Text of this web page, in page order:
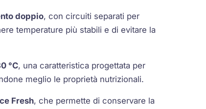
doppio, con circuiti separati per
temperature più stabili e di evitare la
°C, una caratteristica progettata per
meglio le proprietà nutrizionali.
Fresh, che permette di conservare la